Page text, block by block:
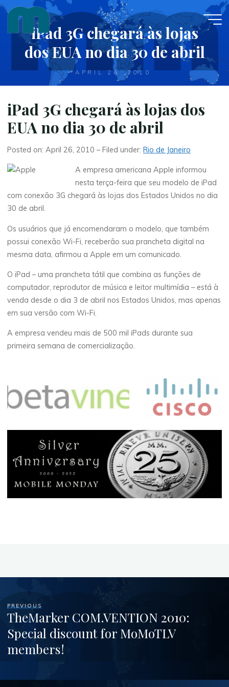
Skip
content
iPad 3G chegará às lojas
dos EUA no dia 30 de abril
APRIL 26, 2010
iPad 3G chegará às lojas dos
EUA no dia 30 de abril
Posted on: April 26, 2010 – Filed under:Rio de Janeiro
A empresa americana Apple informou
nesta terça-feira que seu modelo de iPad
com conexão 3G chegará às lojas dos Estados Unidos no dia
30 de abril.
Os usuários que já encomendaram o modelo, que também
possui conexão Wi-Fi, receberão sua prancheta digital na
mesma data, afirmou a Apple em um comunicado.
O iPad – uma prancheta tátil que combina as funções de
computador, reprodutor de música e leitor multimídia – está à
venda desde o dia 3 de abril nos Estados Unidos, mas apenas
em sua versão com Wi-Fi.
A empresa vendeu mais de 500 mil iPads durante sua
primeira semana de comercialização.
PREVIOUS
TheMarker COM.VENTION 2010:
Special discount for MoMoTLV
members!